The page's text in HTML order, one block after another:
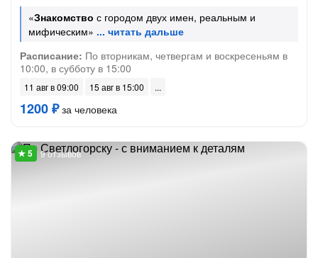
«Знакомство с городом двух имен, реальным и
мифическим»
Расписание: По вторникам, четвергам и воскресеньям в
10:00, в субботу в 15:00
11 авг в 09:00 15 авг в 15:00
1200 ₽за человека
9 отзывов